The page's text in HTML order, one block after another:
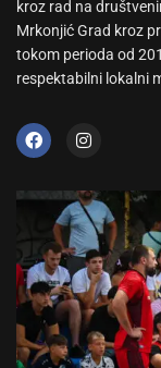
kroz rad na
Mrkonjić Grad kroz
tokom perioda od
respektabilni lokalni